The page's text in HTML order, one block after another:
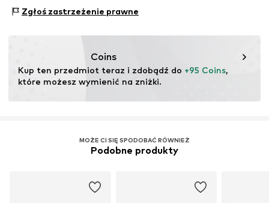
Szwy w jednym odcieniu
Imitacja skóry
Nr artykułu Faber_Black_Suede_40
Materiał wierzchni: Mikropoliester
Zgłoś zastrzeżenie prawne
Coins
Kup ten przedmiot teraz i zdobądź do +95 Coins,
które możesz wymienić na zniżki.
MOŻE CI SIĘ SPODOBAĆ RÓWNIEŻ
Podobne produkty